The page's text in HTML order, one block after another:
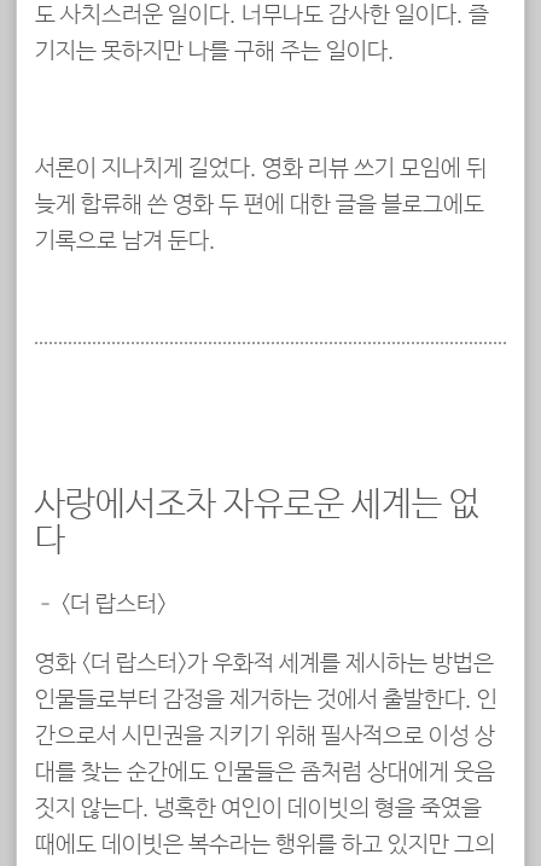
도 사치스러운 일이다. 너무나도 감사한 일이다. 즐
기지는 못하지만 나를 구해 주는 일이다.
서론이 지나치게 길었다. 영화 리뷰 쓰기 모임에 뒤
늦게 합류해 쓴 영화 두 편에 대한 글을 블로그에도
기록으로 남겨 둔다.
사랑에서조차 자유로운 세계는 없
다
– <더 랍스터>
영화 <더 랍스터>가 우화적 세계를 제시하는 방법은
인물들로부터 감정을 제거하는 것에서 출발한다. 인
간으로서 시민권을 지키기 위해 필사적으로 이성 상
대를 찾는 순간에도 인물들은 좀처럼 상대에게 웃음
짓지 않는다. 냉혹한 여인이 데이빗의 형을 죽였을
때에도 데이빗은 복수라는 행위를 하고 있지만 그의